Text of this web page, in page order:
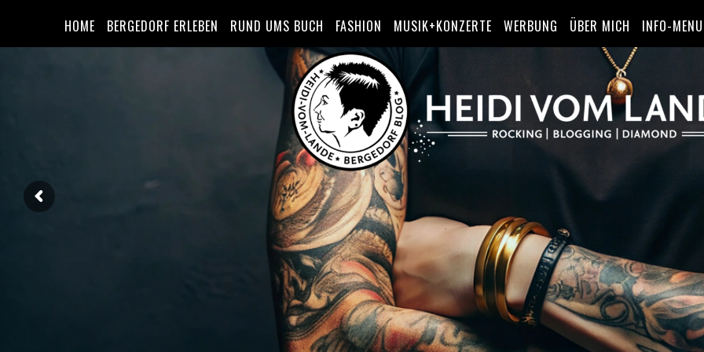
HOME BERGEDORF ERLEBEN RUND UMS BUCH FASHION MUSIK+KONZERTE WERBUNG ÜBER MICH INFO-